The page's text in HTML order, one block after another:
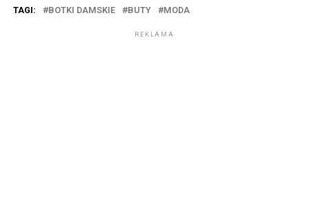
TAGI: BOTKI DAMSKIE BUTY MODA
REKLAMA